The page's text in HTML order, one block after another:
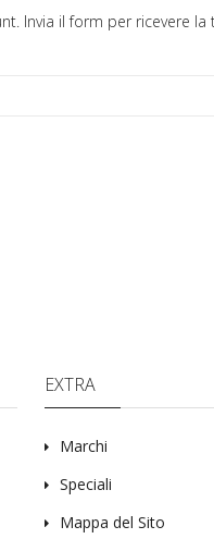
Invia il form per ricevere
EXTRA
Marchi
Speciali
Mappa del Sito